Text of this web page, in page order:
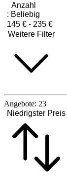
Anzahl
: Beliebig
145 € - 235 €
Weitere Filter
Angebote: 23
Niedrigster Preis